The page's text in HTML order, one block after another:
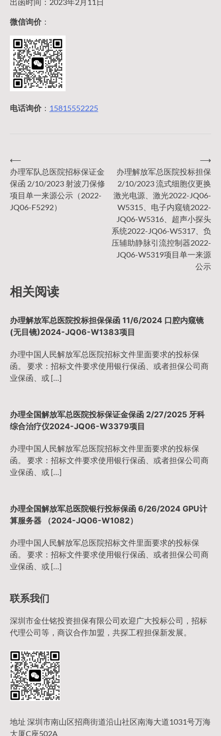
微信询价：
电话询价： 15815552225
文
章
⟵
办理军队总医院招标保证金
保函 2/10/2023 射波刀保修
项目单一来源公示（2022-
JQ06-F5292）
办理解放军总医院投标担保
2/10/2023 流式细胞仪更换
激光电源、激光2022-JQ06-
W5315、电子内窥镜2022-
JQ06-W5316、超声小探头
系统2022-JQ06-W5317、负
压辅助静脉引流控制器2022-
JQ06-W5319项目单一来源
公示
⟶
相关阅读
办理解放军总医院投标担保保函 11/6/2024 口腔内窥镜
(无目镜)2024-JQ06-W1383项目
办理中国人民解放军总医院招标文件里面要求的投标保
函。 要求：招标文件要求使用银行保函、或者担保公司商
业保函、或 […]
办理全国解放军总医院投标保证金保函 2/27/2025 牙科
综合治疗仪2024-JQ06-W3379项目
办理中国人民解放军总医院招标文件里面要求的投标保
函。 要求：招标文件要求使用银行保函、或者担保公司商
业保函、或 […]
办理全国解放军总医院银行投标保函 6/26/2024 GPU计
算服务器 （2024-JQ06-W1082）
办理中国人民解放军总医院招标文件里面要求的投标保
函。 要求：招标文件要求使用银行保函、或者担保公司商
业保函、或 […]
联系我们
深圳市金仕铭投资担保有限公司欢迎广大投标公司，招标
代理公司等，商议合作加盟，共探工程担保新发展。
地址 深圳市南山区招商街道沿山社区南海大道1031号万海
大厦C座502A